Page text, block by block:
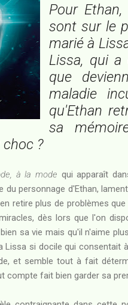
Pour
sont sur le
marié à
Lissa, qui
que
maladie
qu'Ethan
sa
?
à la mode qui apparaît
du personnage d'Ethan,
retire plus de problèmes
dès lors que l'on
sa vie mais qu'il n'aime
Lissa si docile qui consentait
et semble tout à fait
compte fait bien garder sa